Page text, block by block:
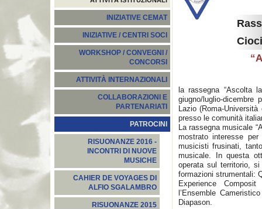
INIZIATIVE CEMAT
INIZIATIVE / CENTRI SOCI
WORKSHOP / CONVEGNI /
CONCORSI
ATTIVITÀ INTERNAZIONALI
COLLABORAZIONI E
PARTENARIATI
PATROCINI
RISUONANZE 2016 -
INCONTRI DI NUOVE
MUSICHE
CAHIER DE VOYAGES DI
ALFIO SGALAMBRO
RISUONANZE 2015
la rassegna “Ascolta
giugno/luglio-dicembre
Lazio (Roma-
presso le comunità
La rassegna musicale
mostrato interesse
musicisti frusinati,
musicale. In questa
operata sul territorio,
formazioni strumentali:
Experience
l’Ensemble
Diapason.